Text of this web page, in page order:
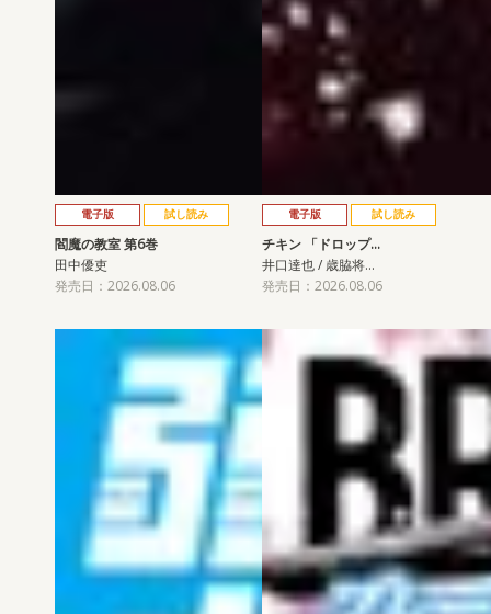
電子版 試し読み
閻魔の教室 第6巻
田中優吏
発売日：2026.08.06
電子版 試し読み
チキン 「ドロップ…
井口達也 / 歳脇将…
発売日：2026.08.06